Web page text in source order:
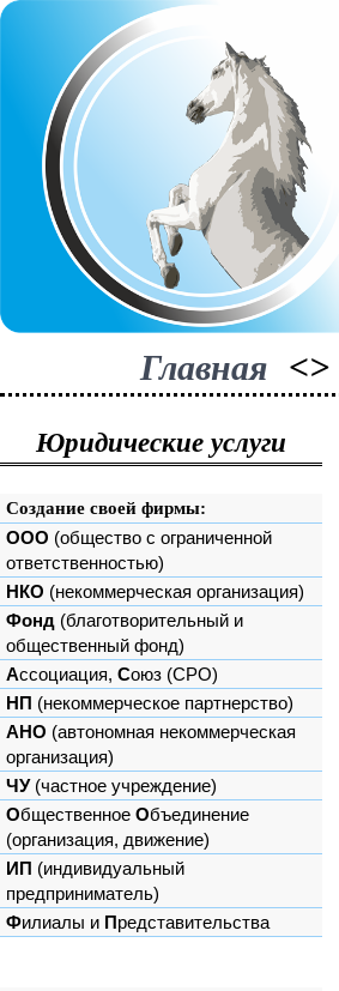
Главная <>
Юридические услуги
Создание своей фирмы:
ООО (общество с ограниченной
ответственностью)
НКО (некоммерческая организация)
Фонд (благотворительный и
общественный фонд)
Ассоциация, Союз (СРО)
НП (некоммерческое партнерство)
АНО (автономная некоммерческая
организация)
ЧУ(частное учреждение)
Общественное Объединение
(организация, движение)
ИП (индивидуальный
предприниматель)
Филиалы и Представительства